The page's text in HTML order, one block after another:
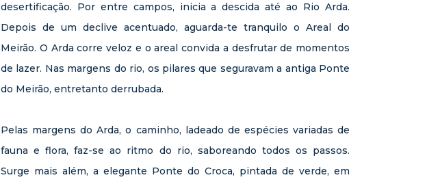
desertificação. Por entre campos, inicia a descida até ao Rio Arda.
Depois de um declive acentuado, aguarda-te tranquilo o Areal do
Meirão. O Arda corre veloz e o areal convida a desfrutar de momentos
de lazer. Nas margens do rio, os pilares que seguravam a antiga Ponte
do Meirão, entretanto derrubada.
Pelas margens do Arda, o caminho, ladeado de espécies variadas de
fauna e flora, faz-se ao ritmo do rio, saboreando todos os passos.
Surge mais além, a elegante Ponte do Croca, pintada de verde, em